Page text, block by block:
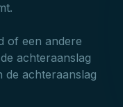
of een andere
achteraanslag
de achteraanslag